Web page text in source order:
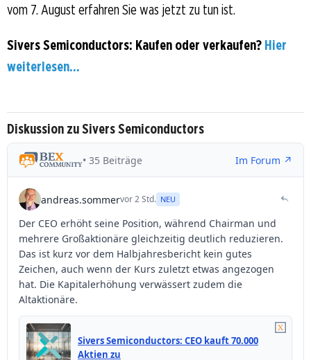
vom 7. August erfahren Sie was jetzt zu tun ist.
Sivers Semiconductors: Kaufen oder verkaufen? Hier
weiterlesen...
Diskussion zu Sivers Semiconductors